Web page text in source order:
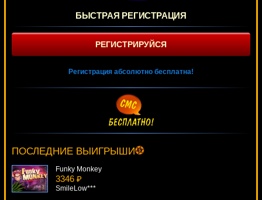
БЫСТРАЯ РЕГИСТРАЦИЯ
РЕГИСТРИРУЙСЯ
Регистрация абсолютно бесплатна!
ПОСЛЕДНИЕ ВЫИГРЫШИ
Gamer***
Funky Monkey
3346 ₽
SmileLow***